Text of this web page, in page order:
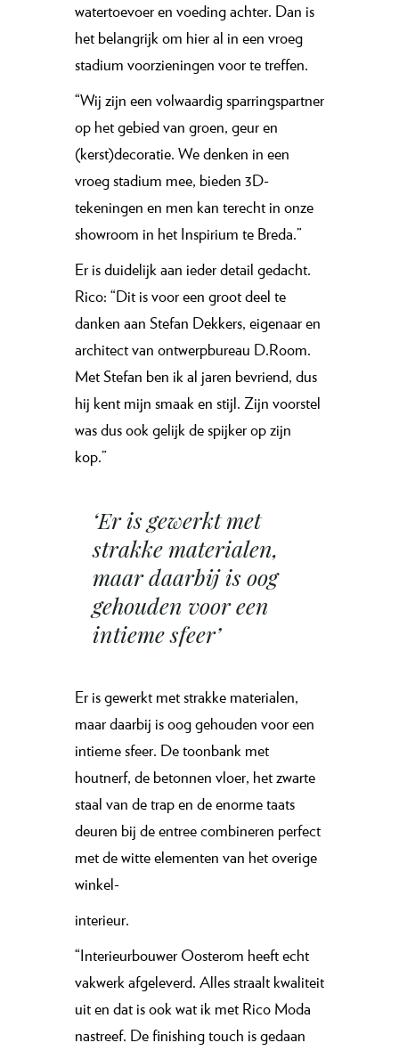
watertoevoer en voeding achter. Dan is
het belangrijk om hier al in een vroeg
stadium voorzieningen voor te treffen.
“Wij zijn een volwaardig sparringspartner
op het gebied van groen, geur en
(kerst)decoratie. We denken in een
vroeg stadium mee, bieden 3D-
tekeningen en men kan terecht in onze
showroom in het Inspirium te Breda.”
Er is duidelijk aan ieder detail gedacht.
Rico: “Dit is voor een groot deel te
danken aan Stefan Dekkers, eigenaar en
architect van ontwerpbureau D.Room.
Met Stefan ben ik al jaren bevriend, dus
hij kent mijn smaak en stijl. Zijn voorstel
was dus ook gelijk de spijker op zijn
kop.”
‘Er is gewerkt met
strakke materialen,
maar daarbij is oog
gehouden voor een
intieme sfeer’
Er is gewerkt met strakke materialen,
maar daarbij is oog gehouden voor een
intieme sfeer. De toonbank met
houtnerf, de betonnen vloer, het zwarte
staal van de trap en de enorme taats
deuren bij de entree combineren perfect
met de witte elementen van het overige
winkel-
interieur.
“Interieurbouwer Oosterom heeft echt
vakwerk afgeleverd. Alles straalt kwaliteit
uit en dat is ook wat ik met Rico Moda
nastreef. De finishing touch is gedaan